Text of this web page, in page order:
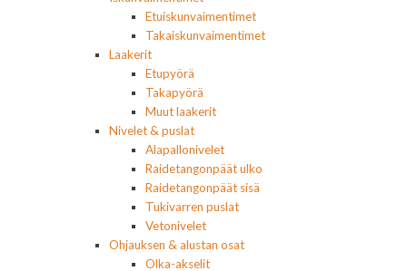
Etuiskunvaimentimet
Takaiskunvaimentimet
Laakerit
Etupyörä
Takapyörä
Muut laakerit
Nivelet & puslat
Alapallonivelet
Raidetangonpäät ulko
Raidetangonpäät sisä
Tukivarren puslat
Vetonivelet
Ohjauksen & alustan osat
Olka-akselit